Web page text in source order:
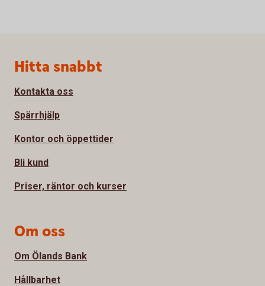
Sidfot
Hitta snabbt
Kontakta oss
Spärrhjälp
Kontor och öppettider
Bli kund
Priser, räntor och kurser
Om oss
Om Ölands Bank
Hållbarhet